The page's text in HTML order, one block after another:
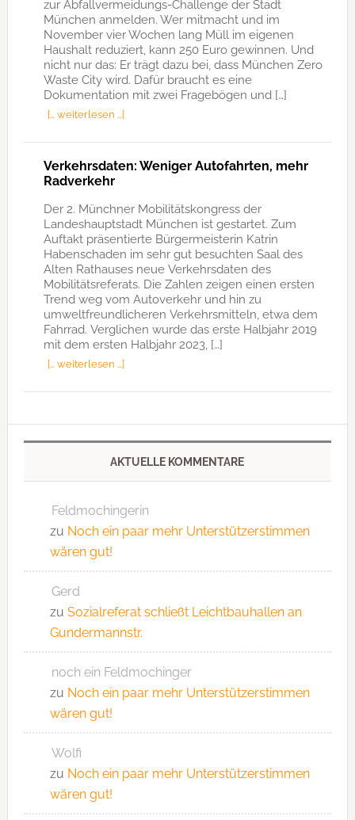
zur Abfallvermeidungs-Challenge der Stadt
München anmelden. Wer mitmacht und im
November vier Wochen lang Müll im eigenen
Haushalt reduziert, kann 250 Euro gewinnen. Und
nicht nur das: Er trägt dazu bei, dass München Zero
Waste City wird. Dafür braucht es eine
Dokumentation mit zwei Fragebögen und […]
[… weiterlesen …]
Verkehrsdaten: Weniger Autofahrten, mehr
Radverkehr
Der 2. Münchner Mobilitätskongress der
Landeshauptstadt München ist gestartet. Zum
Auftakt präsentierte Bürgermeisterin Katrin
Habenschaden im sehr gut besuchten Saal des
Alten Rathauses neue Verkehrsdaten des
Mobilitätsreferats. Die Zahlen zeigen einen ersten
Trend weg vom Autoverkehr und hin zu
umweltfreundlicheren Verkehrsmitteln, etwa dem
Fahrrad. Verglichen wurde das erste Halbjahr 2019
mit dem ersten Halbjahr 2023, […]
[… weiterlesen …]
AKTUELLE KOMMENTARE
Feldmochingerin
zu Noch ein paar mehr Unterstützerstimmen
wären gut!
Gerd
zu Sozialreferat schließt Leichtbauhallen an
Gundermannstr.
noch ein Feldmochinger
zu Noch ein paar mehr Unterstützerstimmen
wären gut!
Wolfi
zu Noch ein paar mehr Unterstützerstimmen
wären gut!